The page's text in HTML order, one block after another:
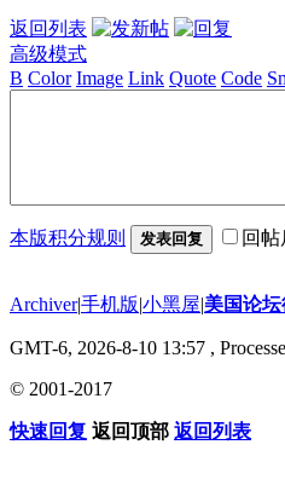
返回列表
高级模式
B Color Image Link Quote Code
本版积分规则 发表回复 回
Archiver|手机版|小黑屋|美国论
GMT-6, 2026-8-10 13:57 ,
© 2001-2017
快速回复 返回顶部 返回列表